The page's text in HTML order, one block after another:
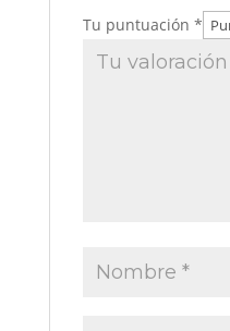
Tu puntuación *